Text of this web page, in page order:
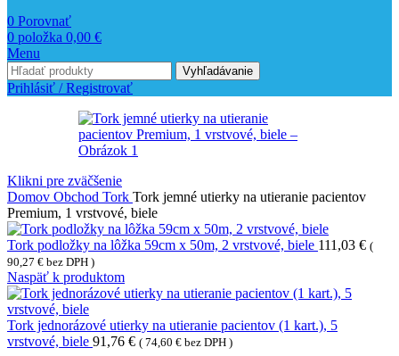
0 Porovnať
0 položka 0,00 €
Menu
Vyhľadávanie
Prihlásiť / Registrovať
Klikni pre zväčšenie
Domov Obchod Tork Tork jemné utierky na utieranie pacientov
Premium, 1 vrstvové, biele
Tork podložky na lôžka 59cm x 50m, 2 vrstvové, biele 111,03 € (
90,27 € bez DPH )
Naspäť k produktom
Tork jednorázové utierky na utieranie pacientov (1 kart.), 5
vrstvové, biele 91,76 € ( 74,60 € bez DPH )